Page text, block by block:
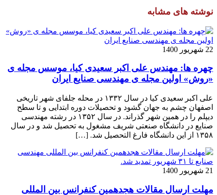
نوشته های مشابه
22 شهریور 1400
چهره ها: مهندس علی اکبر سعیدی کیا، موسس مجله ی
«روش» اولین مجله ی مهندسی صنایع ایران
علی اکبر سعیدی کیا در سال ۱۳۳۲ در محله جلفای شهر تاریخی
اصفهان چشم به جهان گشود و تحصیلات دوره ابتدایی و تا سطح
دیپلم را در همین شهر گذراند. در سال ۱۳۵۲ در رشته مهندسی
صنایع در دانشگاه صنعتی شریف مشغول به تحصیل شد و در سال
۱۳۵۸ از این دانشگاه فارغ التحصیل شد. […]
21 شهریور 1400
مهلت ارسال مقالات هجدهمین کنفرانس بین المللی